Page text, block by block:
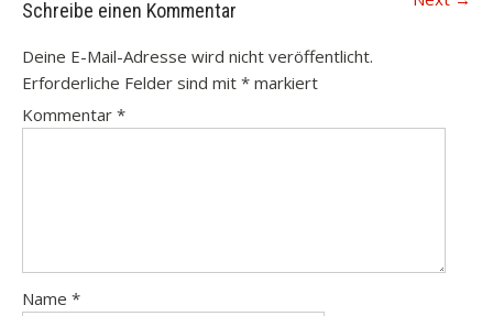
Schreibe einen Kommentar
Deine E-Mail-Adresse wird nicht veröffentlicht.
Erforderliche Felder sind mit * markiert
Kommentar *
Name *